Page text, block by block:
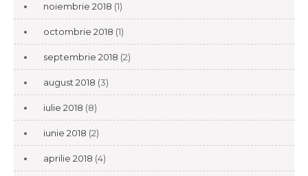
noiembrie 2018 (1)
octombrie 2018 (1)
septembrie 2018 (2)
august 2018 (3)
iulie 2018 (8)
iunie 2018 (2)
aprilie 2018 (4)